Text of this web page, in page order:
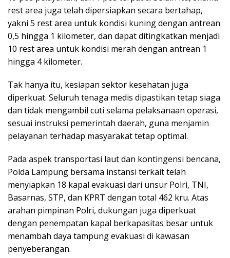
rest area juga telah dipersiapkan secara bertahap,
yakni 5 rest area untuk kondisi kuning dengan antrean
0,5 hingga 1 kilometer, dan dapat ditingkatkan menjadi
10 rest area untuk kondisi merah dengan antrean 1
hingga 4 kilometer.
Tak hanya itu, kesiapan sektor kesehatan juga
diperkuat. Seluruh tenaga medis dipastikan tetap siaga
dan tidak mengambil cuti selama pelaksanaan operasi,
sesuai instruksi pemerintah daerah, guna menjamin
pelayanan terhadap masyarakat tetap optimal.
Pada aspek transportasi laut dan kontingensi bencana,
Polda Lampung bersama instansi terkait telah
menyiapkan 18 kapal evakuasi dari unsur Polri, TNI,
Basarnas, STP, dan KPRT dengan total 462 kru. Atas
arahan pimpinan Polri, dukungan juga diperkuat
dengan penempatan kapal berkapasitas besar untuk
menambah daya tampung evakuasi di kawasan
penyeberangan.